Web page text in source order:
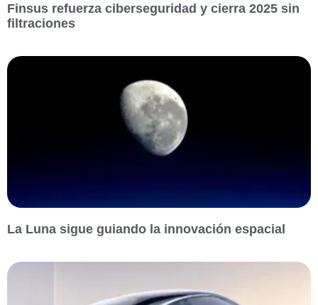
Finsus refuerza ciberseguridad y cierra 2025 sin
filtraciones
La Luna sigue guiando la innovación espacial